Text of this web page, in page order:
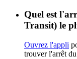
Quel est
Transit) le
Ouvrez l'appli
trouver l'arrêt